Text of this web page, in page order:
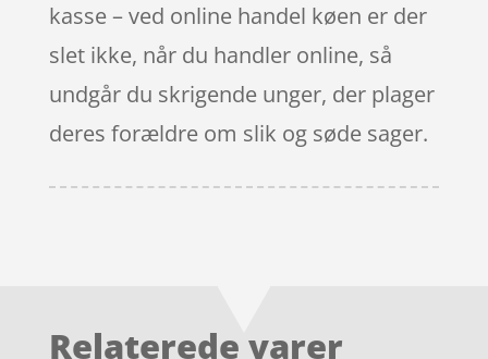
kasse – ved online handel køen er der
slet ikke, når du handler online, så
undgår du skrigende unger, der plager
deres forældre om slik og søde sager.
Relaterede varer